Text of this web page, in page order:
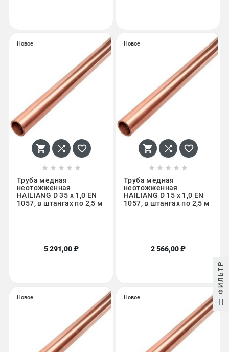
Новое
  
    
Труба медная
неотожженная
HAILIANG D 35 х 1,0 EN
1057, в штангах по 2,5 м
5 291,00 ₽
Новое
  
    
Труба медная
неотожженная
HAILIANG D 15 х 1,0 EN
1057, в штангах по 2,5 м
2 566,00 ₽
Новое Новое
ФИЛЬТР